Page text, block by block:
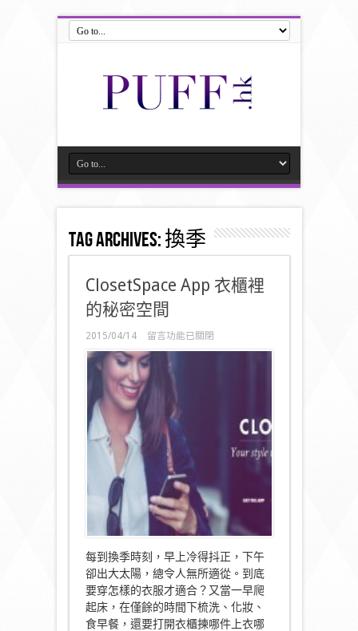
Tag Archives:換季
ClosetSpace App 衣櫃裡
的秘密空間
2015/04/14
在
〈ClosetSpace
App
衣
櫃
中
留言功能已關閉
每到換季時刻，早上冷得抖正，下午
卻出大太陽，總令人無所適從。到底
要穿怎樣的衣服才適合？又當一早爬
起床，在僅餘的時間下梳洗、化妝、
食早餐，還要打開衣櫃揀哪件上衣哪